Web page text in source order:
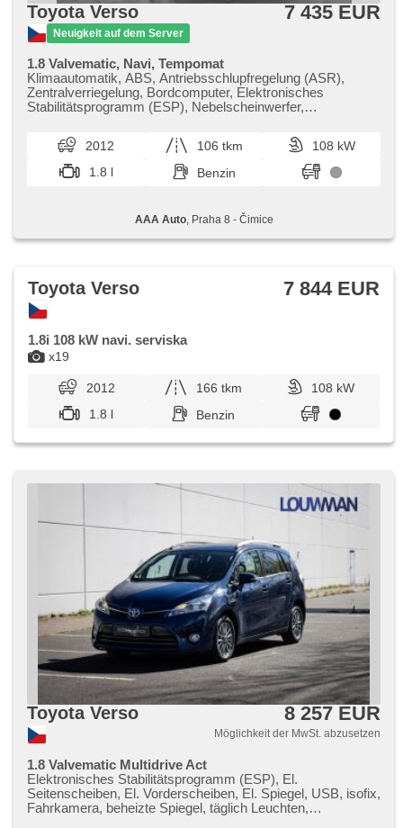
Toyota Verso
Neuigkeit auf dem Server
7 435 EUR
1.8 Valvematic, Navi, Tempomat
Klimaautomatik, ABS, Antriebsschlupfregelung (ASR),
Zentralverriegelung, Bordcomputer, Elektronisches
Stabilitätsprogramm (ESP), Nebelscheinwerfer,
Servolenkung, El. Seitenscheiben, Autoradio, Handgetriebe
2012 106 tkm
108 kW
1.8 l
Benzin
AAA Auto, Praha 8 - Čimice
x19
Toyota Verso 7 844 EUR
1.8i 108 kW navi. serviska
2012 166 tkm
108 kW
1.8 l
Benzin
Toyota Verso 8 257 EUR
Möglichkeit der MwSt. abzusetzen
1.8 Valvematic Multidrive Act
Elektronisches Stabilitätsprogramm (ESP), El.
Seitenscheiben, El. Vorderscheiben, El. Spiegel, USB, isofix,
Fahrkamera, beheizte Spiegel, täglich Leuchten,